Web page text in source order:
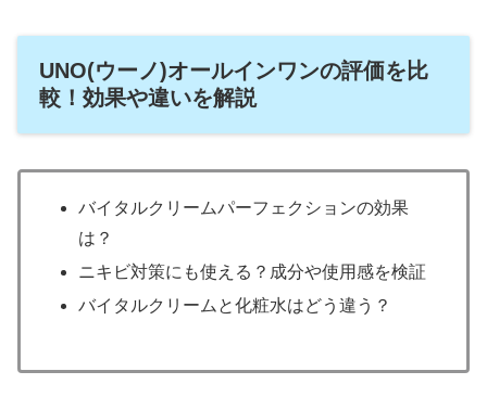
UNO(ウーノ)オールインワンの評価を比
較！効果や違いを解説
バイタルクリームパーフェクションの効果
は？
ニキビ対策にも使える？成分や使用感を検証
バイタルクリームと化粧水はどう違う？